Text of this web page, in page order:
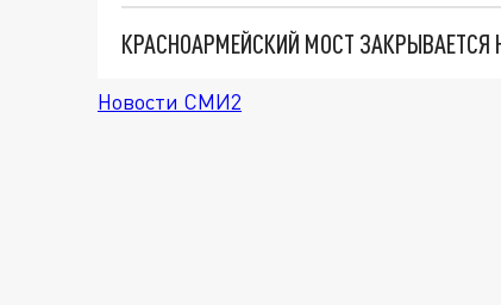
КРАСНОАРМЕЙСКИЙ МОСТ ЗАКРЫВАЕТСЯ
Новости СМИ2